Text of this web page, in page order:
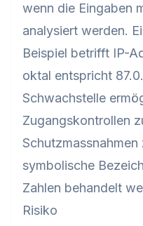
wenn die Eingaben
analysiert werden.
Beispiel betrifft IP-
oktal entspricht
Schwachstelle
Zugangskontrollen
symbolische
Zahlen behandelt
Risiko